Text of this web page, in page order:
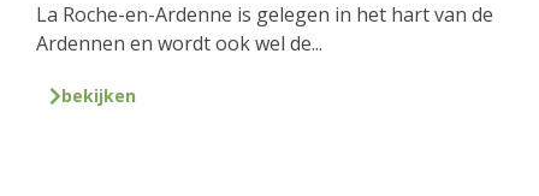
La Roche-en-Ardenne is gelegen in het hart van de
Ardennen en wordt ook wel de...
bekijken